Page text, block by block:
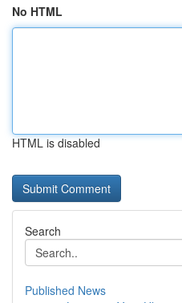
No HTML
HTML is disabled
Search
Published News